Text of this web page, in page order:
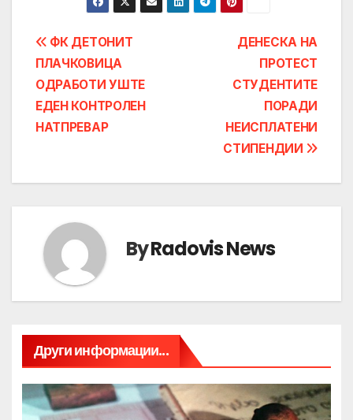
Post
navigation
ДЕНЕСКА НА
ПРОТЕСТ
СТУДЕНТИТЕ
ПОРАДИ
НЕИСПЛАТЕНИ
СТИПЕНДИИ
ФК ДЕТОНИТ
ПЛАЧКОВИЦА
ОДРАБОТИ УШТЕ
ЕДЕН КОНТРОЛЕН
НАТПРЕВАР
ByRadovis News
Други информации...